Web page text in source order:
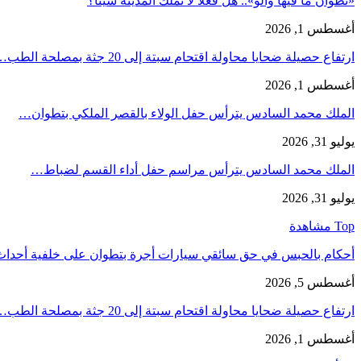
أغسطس 1, 2026
ارتفاع حصيلة ضحايا محاولة اقتحام سبتة إلى 20 جثة بمصلحة الطب…
أغسطس 1, 2026
الملك محمد السادس يترأس حفل الولاء بالقصر الملكي بتطوان…
يوليو 31, 2026
الملك محمد السادس يترأس مراسم حفل أداء القسم لضباط…
يوليو 31, 2026
Top مشاهدة
أحكام بالحبس في حق سائقي سيارات أجرة بتطوان على خلفية
أغسطس 5, 2026
ارتفاع حصيلة ضحايا محاولة اقتحام سبتة إلى 20 جثة بمصلحة الطب…
أغسطس 1, 2026